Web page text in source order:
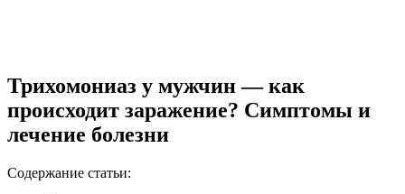
Трихомониаз у мужчин — как
происходит заражение? Симптомы и
лечение болезни
Содержание статьи: